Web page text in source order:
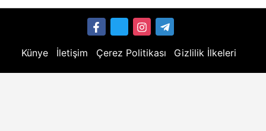
Künye İletişim Çerez Politikası Gizlilik İlkeleri